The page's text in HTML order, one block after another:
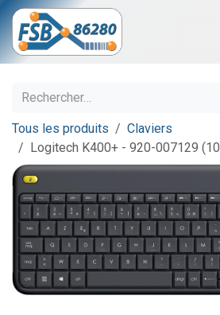
Se rendre au contenu
Tous les produits
Claviers
Logitech K400+ - 920-007129